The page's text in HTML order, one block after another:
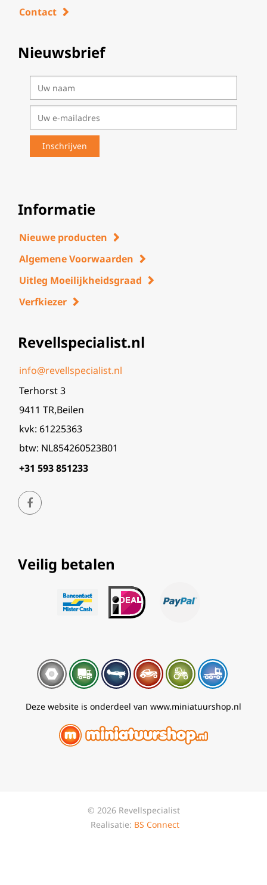
Contact
Nieuwsbrief
Informatie
Nieuwe producten
Algemene Voorwaarden
Uitleg Moeilijkheidsgraad
Verfkiezer
Revellspecialist.nl
info@revellspecialist.nl
Terhorst 3
9411 TR,Beilen
kvk: 61225363
btw: NL854260523B01
+31 593 851233
Veilig betalen
Deze website is onderdeel van www.miniatuurshop.nl
© 2026 Revellspecialist
Realisatie: BS Connect